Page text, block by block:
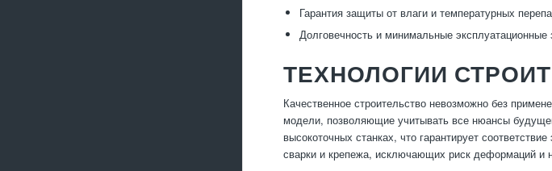
Гарантия защиты от влаги и температурных
Долговечность и минимальные эксплуатационные
ТЕХНОЛОГИИ
Качественное строительство невозможно без
модели, позволяющие учитывать все нюансы
высокоточных станках, что гарантирует
сварки и крепежа, исключающих риск деформаций и